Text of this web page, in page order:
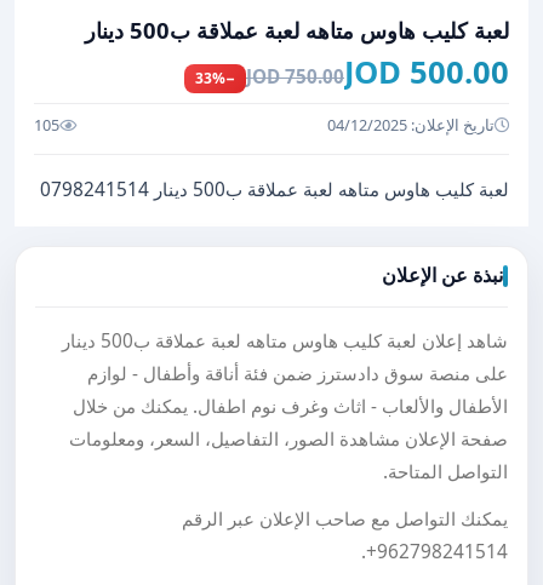
لعبة كليب هاوس متاهه لعبة عملاقة ب500 دينار
500.00 JOD
750.00 JOD
−33%
تاريخ الإعلان: 04/12/2025 105
لعبة كليب هاوس متاهه لعبة عملاقة ب500 دينار 0798241514
نبذة عن الإعلان
شاهد إعلان لعبة كليب هاوس متاهه لعبة عملاقة ب500 دينار
على منصة سوق دادسترز ضمن فئة أناقة وأطفال - لوازم
الأطفال والألعاب - اثاث وغرف نوم اطفال. يمكنك من خلال
صفحة الإعلان مشاهدة الصور، التفاصيل، السعر، ومعلومات
التواصل المتاحة.
يمكنك التواصل مع صاحب الإعلان عبر الرقم
+962798241514
.